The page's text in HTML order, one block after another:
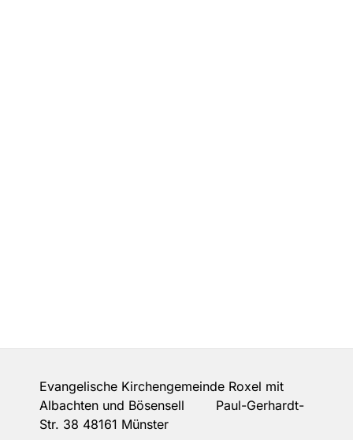
Evangelische Kirchengemeinde Roxel mit
Albachten und Bösensell Paul-Gerhardt-
Str. 38 48161 Münster